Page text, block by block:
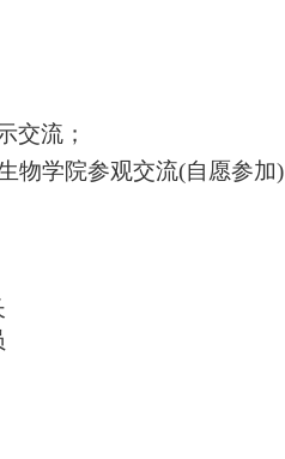
交流；
物学院参观交流(自愿参加)